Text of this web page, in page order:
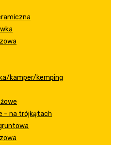
kamper/kemping
– na trójkątach